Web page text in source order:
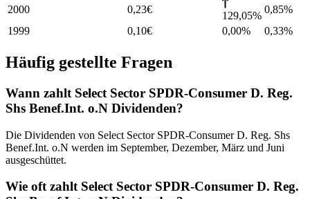
2000 0,23€
129,05%
0,85%
1999
0,10€ 0,00% 0,33%
Häufig gestellte Fragen
Wann zahlt Select Sector SPDR-Consumer D. Reg.
Shs Benef.Int. o.N Dividenden?
Die Dividenden von Select Sector SPDR-Consumer D. Reg. Shs
Benef.Int. o.N werden im September, Dezember, März und Juni
ausgeschüttet.
Wie oft zahlt Select Sector SPDR-Consumer D. Reg.